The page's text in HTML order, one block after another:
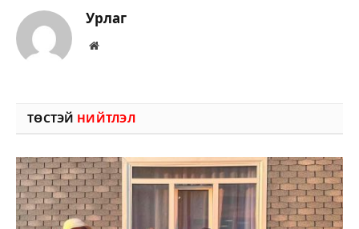
Урлаг
Вэбсайт
ТӨСТЭЙ НИЙТЛЭЛ